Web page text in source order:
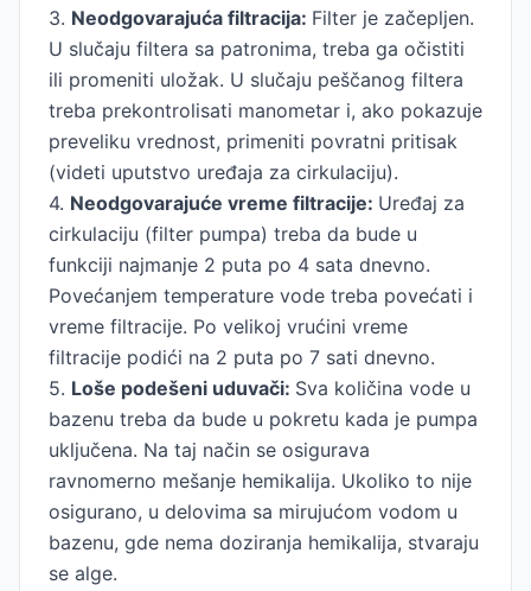
3. Neodgovarajuća filtracija: Filter je začepljen.
U slučaju filtera sa patronima, treba ga očistiti
ili promeniti uložak. U slučaju peščanog filtera
treba prekontrolisati manometar i, ako pokazuje
preveliku vrednost, primeniti povratni pritisak
(videti uputstvo uređaja za cirkulaciju).
4. Neodgovarajuće vreme filtracije: Uređaj za
cirkulaciju (filter pumpa) treba da bude u
funkciji najmanje 2 puta po 4 sata dnevno.
Povećanjem temperature vode treba povećati i
vreme filtracije. Po velikoj vrućini vreme
filtracije podići na 2 puta po 7 sati dnevno.
5. Loše podešeni uduvači: Sva količina vode u
bazenu treba da bude u pokretu kada je pumpa
uključena. Na taj način se osigurava
ravnomerno mešanje hemikalija. Ukoliko to nije
osigurano, u delovima sa mirujućom vodom u
bazenu, gde nema doziranja hemikalija, stvaraju
se alge.